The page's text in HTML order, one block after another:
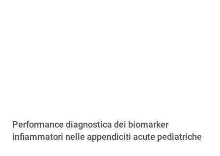
Performance diagnostica dei biomarker
infiammatori nelle appendiciti acute pediatriche